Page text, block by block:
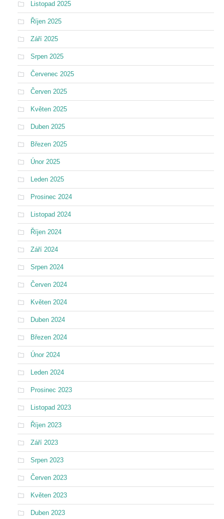
Listopad 2025
Říjen 2025
Září 2025
Srpen 2025
Červenec 2025
Červen 2025
Květen 2025
Duben 2025
Březen 2025
Únor 2025
Leden 2025
Prosinec 2024
Listopad 2024
Říjen 2024
Září 2024
Srpen 2024
Červen 2024
Květen 2024
Duben 2024
Březen 2024
Únor 2024
Leden 2024
Prosinec 2023
Listopad 2023
Říjen 2023
Září 2023
Srpen 2023
Červen 2023
Květen 2023
Duben 2023